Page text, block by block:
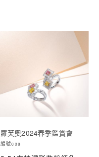
羅芙奧2024春季鑑賞會
編號008